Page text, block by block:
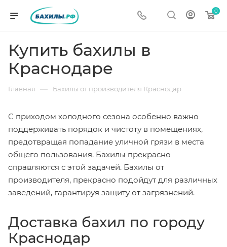
0
Купить бахилы в
Краснодаре
Главная — Бахилы от производителя Краснодар
С приходом холодного сезона особенно важно
поддерживать порядок и чистоту в помещениях,
предотвращая попадание уличной грязи в места
общего пользования. Бахилы прекрасно
справляются с этой задачей. Бахилы от
производителя, прекрасно подойдут для различных
заведений, гарантируя защиту от загрязнений.
Доставка бахил по городу
Краснодар